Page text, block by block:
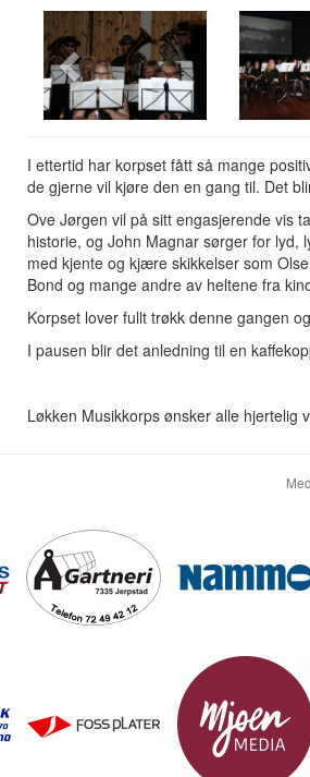
I ettertid har korpset fått så mange
de gjerne vil kjøre den en gang til. Det
Ove Jørgen vil på sitt engasjerende vis
historie, og John Magnar sørger for lyd,
med kjente og kjære skikkelser som
Bond og mange andre av heltene fra
Korpset lover fullt trøkk denne gangen
I pausen blir det anledning til en
Løkken Musikkorps ønsker alle hjertelig